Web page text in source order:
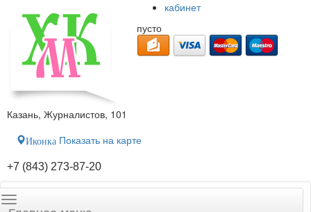
кабинет
пусто
Казань, Журналистов, 101
Иконка Показать на карте
+7 (843) 273-87-20